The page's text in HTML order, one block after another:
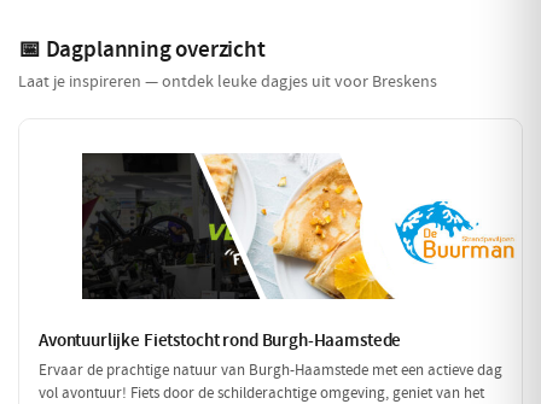
📅 Dagplanning overzicht
Laat je inspireren — ontdek leuke dagjes uit voor Breskens
Avontuurlijke Fietstocht rond Burgh-Haamstede
Ervaar de prachtige natuur van Burgh-Haamstede met een actieve dag
vol avontuur! Fiets door de schilderachtige omgeving, geniet van het